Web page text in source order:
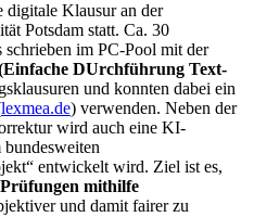
digitale Klausur an der
Potsdam statt. Ca. 30
schrieben im PC-Pool mit der
DUrchführung Text-
und konnten dabei ein
lexmea.de) verwenden. Neben der
wird auch eine KI-
entwickelt wird. Ziel ist es,
mithilfe
und damit fairer zu